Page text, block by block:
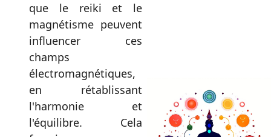
que le reiki et le
magnétisme peuvent
influencer ces
champs
électromagnétiques,
en rétablissant
l'harmonie et
l'équilibre. Cela